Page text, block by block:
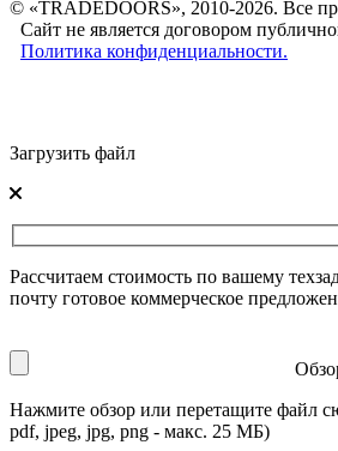
© «TRADEDOORS», 2010-2026. Все
Сайт не является договором
Политика конфиденциальности.
Загрузить файл
Рассчитаем стоимость по вашему
почту готовое коммерческое
Нажмите обзор или перетащите файл
pdf, jpeg, jpg, png - макс. 25 МБ)